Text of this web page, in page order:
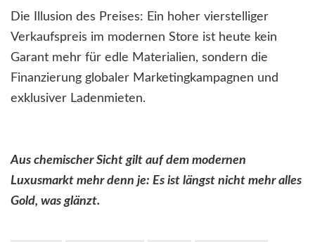
Die Illusion des Preises: Ein hoher vierstelliger
Verkaufspreis im modernen Store ist heute kein
Garant mehr für edle Materialien, sondern die
Finanzierung globaler Marketingkampagnen und
exklusiver Ladenmieten.
Aus chemischer Sicht gilt auf dem modernen
Luxusmarkt mehr denn je: Es ist längst nicht mehr alles
Gold, was glänzt.